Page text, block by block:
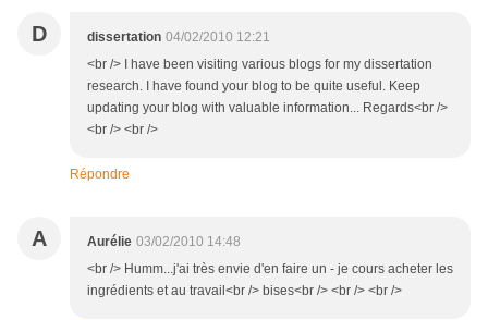
D dissertation 04/02/2010 12:21
<br /> I have been visiting various blogs for my dissertation
research. I have found your blog to be quite useful. Keep
updating your blog with valuable information... Regards<br />
<br /> <br />
Répondre
A Aurélie 03/02/2010 14:48
<br /> Humm...j'ai très envie d'en faire un - je cours acheter les
ingrédients et au travail<br /> bises<br /> <br /> <br />